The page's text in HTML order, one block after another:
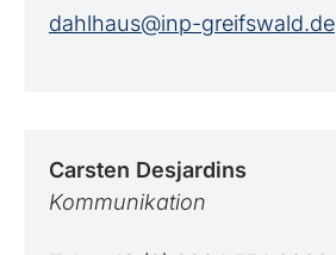
dahlhaus@inp-greifswald.de
Carsten Desjardins
Kommunikation